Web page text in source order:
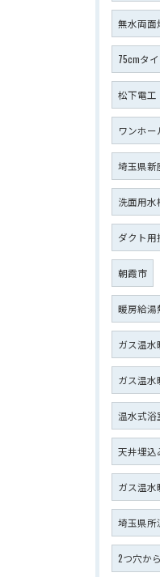
無水両面
75cmタ
松下電工
ワンホ
埼玉県新
洗面用水
ダクト用
朝霞市
暖房給湯
ガス温水
ガス温
温水式浴
天井埋込
ガス温
埼玉県所
2つ穴か